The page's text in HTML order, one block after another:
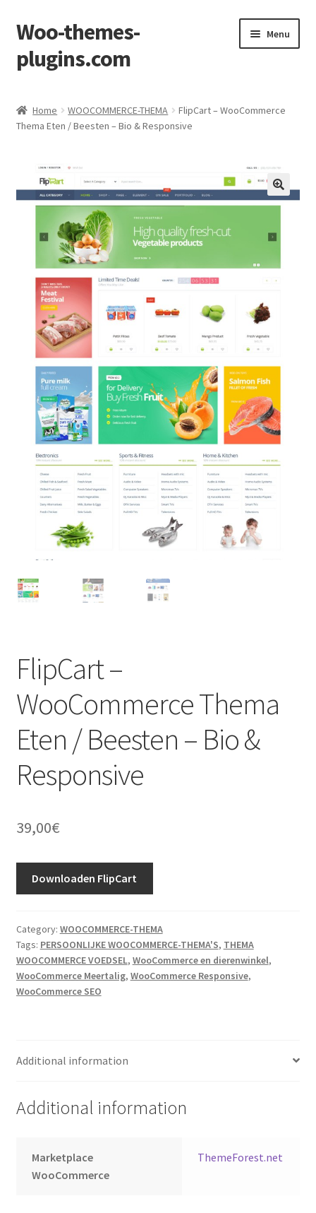
Ga
door
naar
Ga
naar
de
Woo-themes-
plugins.com
Menu
Afronden
Mijn account
Winkel
Winkelkarretje
Home WOOCOMMERCE-THEMA
FlipCart – WooCommerce
Thema Eten / Beesten – Bio & Responsive
FlipCart –
WooCommerce Thema
Eten / Beesten – Bio &
Responsive
39,00€
Downloaden FlipCart
Category: WOOCOMMERCE-THEMA
Tags: PERSOONLIJKE WOOCOMMERCE-THEMA'S, THEMA
WOOCOMMERCE VOEDSEL, WooCommerce en dierenwinkel,
WooCommerce Meertalig, WooCommerce Responsive,
WooCommerce SEO
Additional information
Additional information
Marketplace
WooCommerce
ThemeForest.net